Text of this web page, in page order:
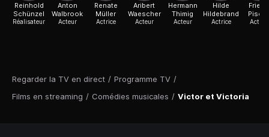
Regarder la TV en direct / Programme TV /
Films en streaming / Comédies musicales / Victor et Victoria
Reinhold
Schünzel
Réalisateur
Anton
Walbrook
Acteur
Renate
Müller
Actrice
Aribert
Waescher
Acteur
Hermann
Thimig
Acteur
Hilde
Hildebrand
Actrice Actrice